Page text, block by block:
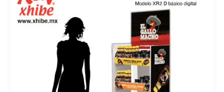
MATERIAL
POP
MARKETING
ESTRATÉGICO